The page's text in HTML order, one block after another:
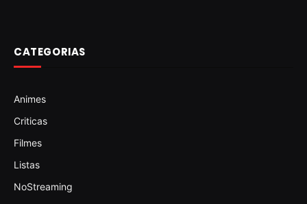
CATEGORIAS
Animes
Criticas
Filmes
Listas
NoStreaming